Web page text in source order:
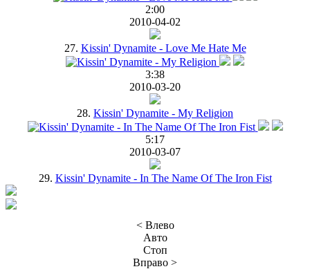
2:00
2010-04-02
27. Kissin' Dynamite - Love Me Hate Me
3:38
2010-03-20
28. Kissin' Dynamite - My Religion
5:17
2010-03-07
29. Kissin' Dynamite - In The Name Of The Iron Fist
< Влево
Авто
Стоп
Вправо >